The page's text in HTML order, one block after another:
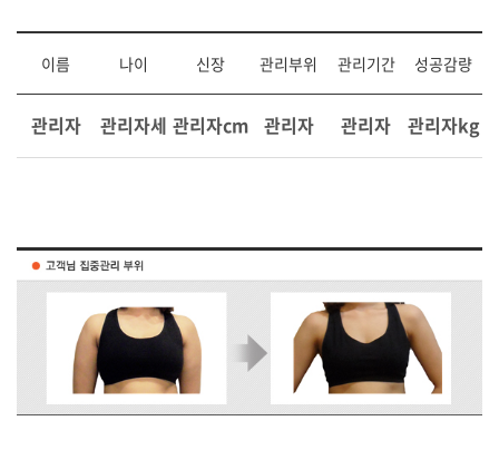
이름 나이 신장 관리부위 관리기간 성공감량
관리자 관리자세 관리자cm 관리자 관리자 관리자kg